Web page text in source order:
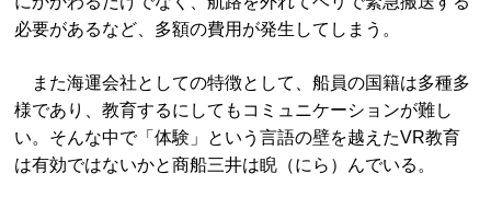
必要があるなど、多額の費用が発生してしまう。
また海運会社としての特徴として、船員の国籍は多種多
様であり、教育するにしてもコミュニケーションが難し
い。そんな中で「体験」という言語の壁を越えたVR教育
は有効ではないかと商船三井は睨（にら）んでいる。